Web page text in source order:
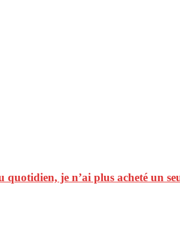
quotidien, je n’ai plus acheté un